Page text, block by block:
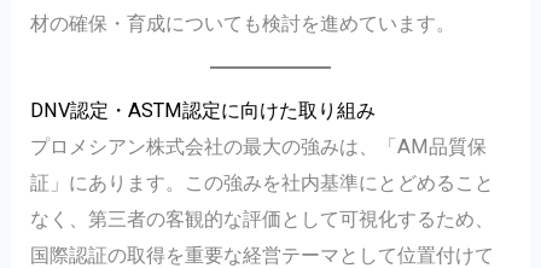
材の確保・育成についても検討を進めています。
DNV認定・ASTM認定に向けた取り組み
プロメシアン株式会社の最大の強みは、「AM品質保
証」にあります。この強みを社内基準にとどめること
なく、第三者の客観的な評価として可視化するため、
国際認証の取得を重要な経営テーマとして位置付けて